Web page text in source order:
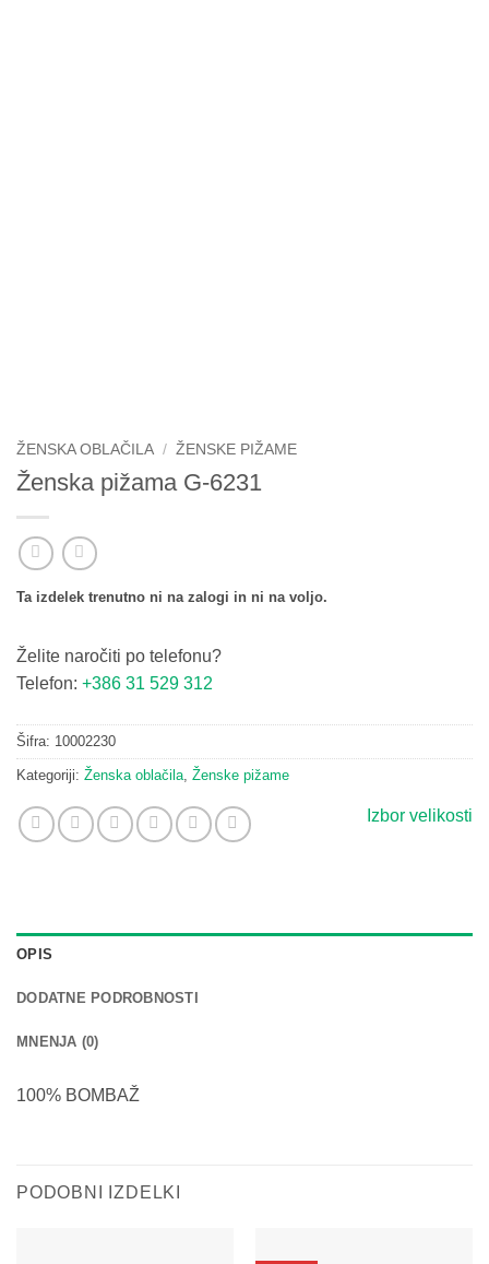
ŽENSKA OBLAČILA / ŽENSKE PIŽAME
Ženska pižama G-6231
Ta izdelek trenutno ni na zalogi in ni na voljo.
Želite naročiti po telefonu?
Telefon: +386 31 529 312
Šifra: 10002230
Kategoriji: Ženska oblačila, Ženske pižame
Izbor velikosti
OPIS
DODATNE PODROBNOSTI
MNENJA (0)
100% BOMBAŽ
PODOBNI IZDELKI